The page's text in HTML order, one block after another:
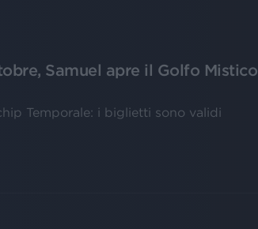
Samuel apre il Golfo Mistico
Temporale: i biglietti sono validi